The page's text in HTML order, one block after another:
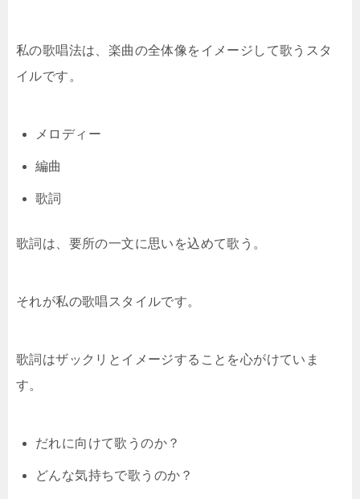
私の歌唱法は、楽曲の全体像をイメージして歌うスタ
イルです。
メロディー
編曲
歌詞
歌詞は、要所の一文に思いを込めて歌う。
それが私の歌唱スタイルです。
歌詞はザックリとイメージすることを心がけていま
す。
だれに向けて歌うのか？
どんな気持ちで歌うのか？